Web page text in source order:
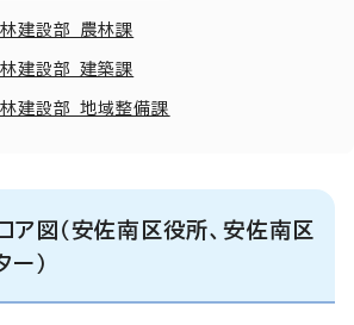
建設部 農林課
建設部 建築課
建設部 地域整備課
ア図（安佐南区役所、安佐南区
）